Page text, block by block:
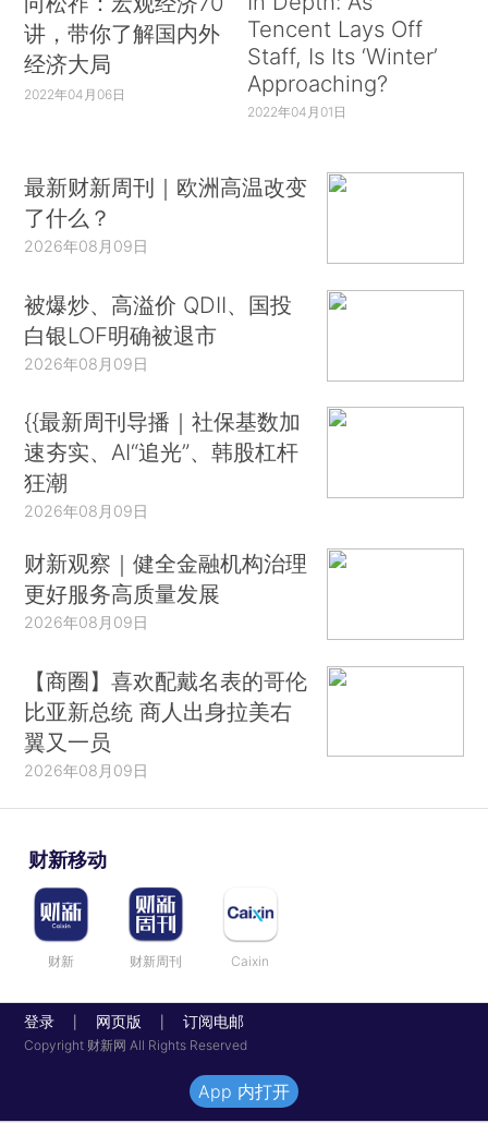
讲，带你了解国内外
经济大局
2022年04月06日
Tencent Lays Off
Staff, Is Its ‘Winter’
Approaching?
2022年04月01日
最新财新周刊｜欧洲高温改变
了什么？
2026年08月09日
被爆炒、高溢价 QDII、国投
白银LOF明确被退市
2026年08月09日
{{最新周刊导播｜社保基数加
速夯实、AI“追光”、韩股杠杆
狂潮
2026年08月09日
财新观察｜健全金融机构治理
更好服务高质量发展
2026年08月09日
【商圈】喜欢配戴名表的哥伦
比亚新总统 商人出身拉美右
翼又一员
2026年08月09日
财新移动
财新 财新周刊 Caixin
登录 网页版 订阅电邮
Copyright 财新网 All Rights Reserved
App 内打开